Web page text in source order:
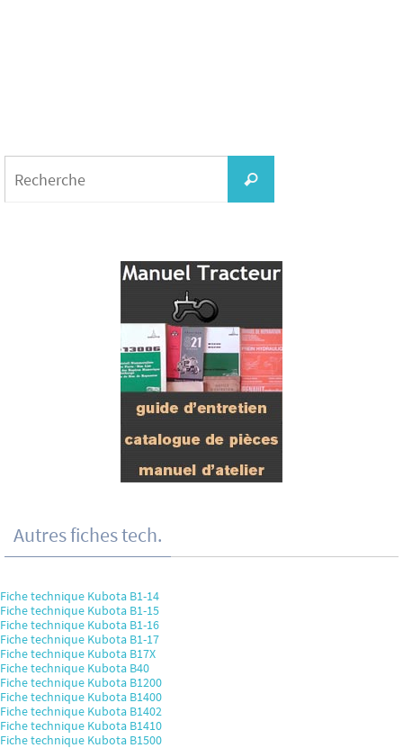
Recherche
Autres fiches tech.
Fiche technique Kubota B1-14
Fiche technique Kubota B1-15
Fiche technique Kubota B1-16
Fiche technique Kubota B1-17
Fiche technique Kubota B17X
Fiche technique Kubota B40
Fiche technique Kubota B1200
Fiche technique Kubota B1400
Fiche technique Kubota B1402
Fiche technique Kubota B1410
Fiche technique Kubota B1500